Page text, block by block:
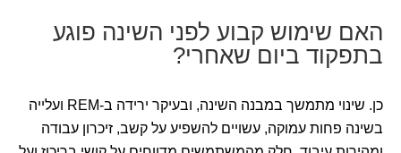
האם שימוש קבוע לפני השינה פוגע
בתפקוד ביום שאחרי?
כן. שינוי מתמשך במבנה השינה, ובעיקר ירידה ב-REM ועלייה
בשינה פחות עמוקה, עשויים להשפיע על קשב, זיכרון עבודה